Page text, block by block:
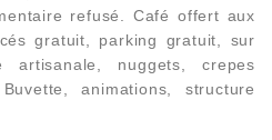
refusé. Café offert aux
gratuit, parking gratuit, sur
nuggets, crepes
animations, structure